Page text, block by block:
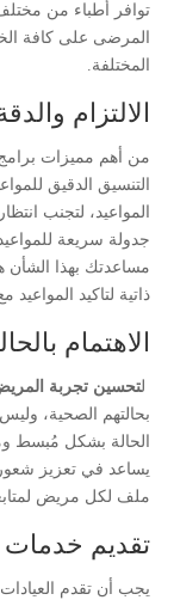
توافر أطباء من
المرضى على كافة
المختلفة.
الالتزام
التنسيق الدقيق
المواعيد، لتجنب
جدولة سريعة
ذاتية لتاكيد
الاهتمام
لتحسين تجربة
بحالتهم الصحية،
الحالة بشكل مُبسط
ملف لكل مريض
تقديم خدمات
يجب أن تقدم